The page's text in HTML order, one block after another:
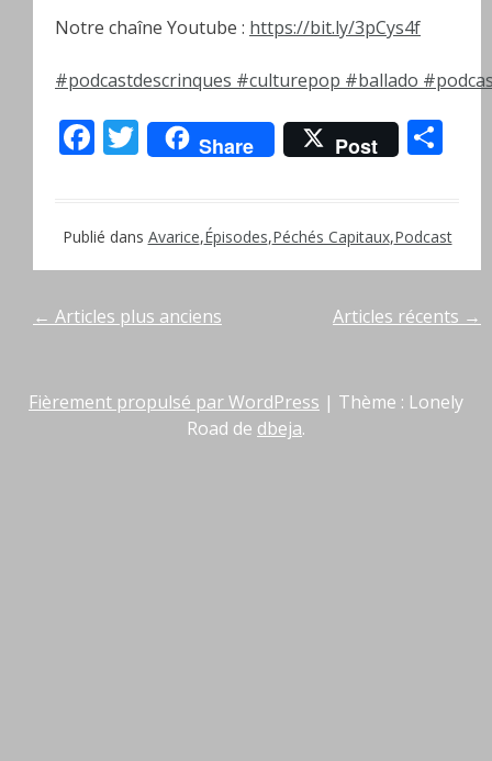
Notre chaîne Youtube : https://bit.ly/3pCys4f
#podcastdescrinques #culturepop #ballado
Facebook
Twitter
Share Post
Publié dans Avarice,Épisodes,Péchés Capitaux,Podcast
Navigation
articles
← Articles plus anciens Articles récents →
Fièrement propulsé par WordPress | Thème : Lonely
Road de dbeja.